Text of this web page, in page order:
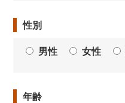
性別
男性 女性
年齢